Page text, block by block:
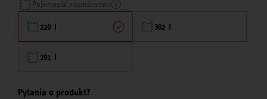
Pojemność znamionowa
220 l 302 l
291 l
Pytania o produkt?